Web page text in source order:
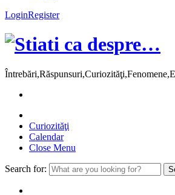
LoginRegister
Curiozităţi
Calendar
Close Menu
Search for: